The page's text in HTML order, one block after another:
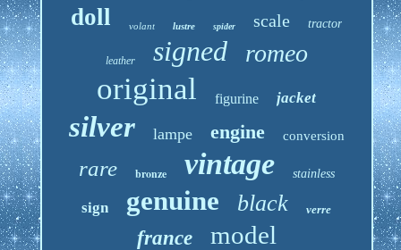
doll volant lustre spider scale tractor
leather signed romeo
original figurine jacket
silver lampe engine conversion
rare bronze vintage stainless
sign genuine black verre
france model